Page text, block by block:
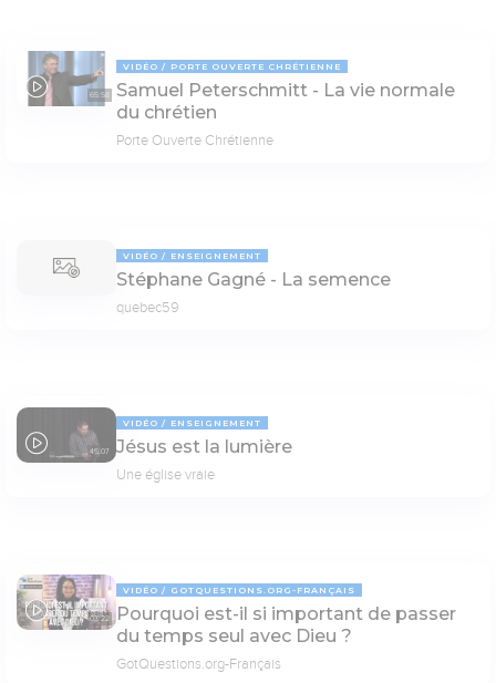
65:58
VIDÉO PORTE OUVERTE CHRÉTIENNE
Samuel Peterschmitt - La vie normale
du chrétien
Porte Ouverte Chrétienne
VIDÉO ENSEIGNEMENT
Stéphane Gagné - La semence
quebec59
45:07
VIDÉO ENSEIGNEMENT
Jésus est la lumière
Une église vraie
03:22
VIDÉO GOTQUESTIONS.ORG-FRANÇAIS
Pourquoi est-il si important de passer
du temps seul avec Dieu ?
GotQuestions.org-Français